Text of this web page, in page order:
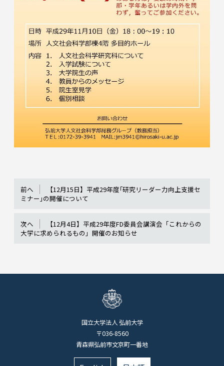
前へ
【12月15日】平成29年度｢研究リーダー力向上支援セ
ミナー｣の開催について
次へ
【12月4日】平成29年度FD委員会講演会「これからの
大学に求められるもの」開催のお知らせ
国立大学法人 弘前大学
〒036-8560
青森県弘前市文京町一番地